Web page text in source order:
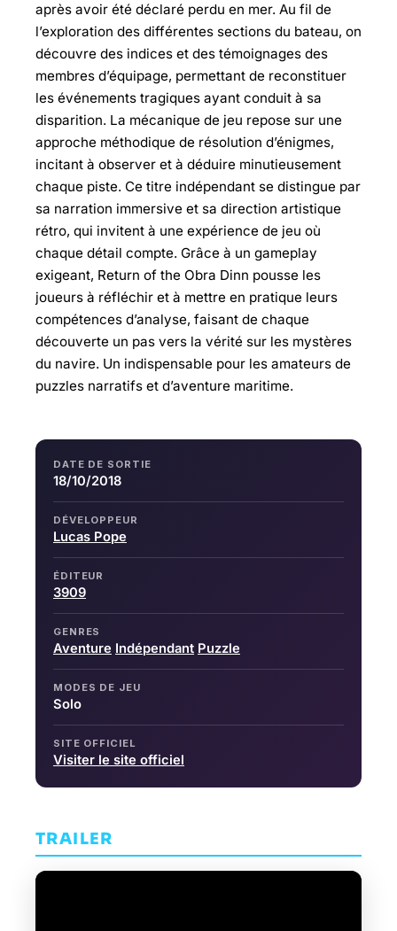
après avoir été déclaré perdu en mer. Au fil de
l’exploration des différentes sections du bateau, on
découvre des indices et des témoignages des
membres d’équipage, permettant de reconstituer
les événements tragiques ayant conduit à sa
disparition. La mécanique de jeu repose sur une
approche méthodique de résolution d’énigmes,
incitant à observer et à déduire minutieusement
chaque piste. Ce titre indépendant se distingue par
sa narration immersive et sa direction artistique
rétro, qui invitent à une expérience de jeu où
chaque détail compte. Grâce à un gameplay
exigeant, Return of the Obra Dinn pousse les
joueurs à réfléchir et à mettre en pratique leurs
compétences d’analyse, faisant de chaque
découverte un pas vers la vérité sur les mystères
du navire. Un indispensable pour les amateurs de
puzzles narratifs et d’aventure maritime.
DATE DE SORTIE
18/10/2018
DÉVELOPPEUR
Lucas Pope
ÉDITEUR
3909
GENRES
Aventure Indépendant Puzzle
MODES DE JEU
Solo
SITE OFFICIEL
Visiter le site officiel
TRAILER